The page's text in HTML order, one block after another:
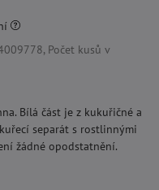
Počet kusů v
Bílá část je z kukuřičné a
separát s rostlinnými
žádné opodstatnění.